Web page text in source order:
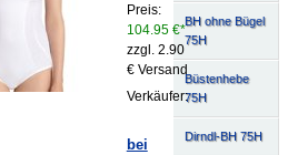
BH ohne Bügel
75H
Büstenhebe
75H
Dirndl-BH 75H
Preis:
104.95 €*
zzgl. 2.90
€ Versand
Verkäufer:
bei